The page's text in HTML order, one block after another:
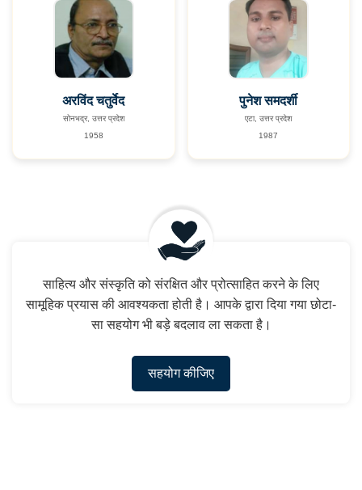
अरविंद चतुर्वेद
सोनभद्र, उत्तर प्रदेश
1958
पुनेश समदर्शी
एटा, उत्तर प्रदेश
1987
साहित्य और संस्कृति को संरक्षित और प्रोत्साहित करने के लिए
सामूहिक प्रयास की आवश्यकता होती है। आपके द्वारा दिया गया छोटा-
सा सहयोग भी बड़े बदलाव ला सकता है।
सहयोग कीजिए